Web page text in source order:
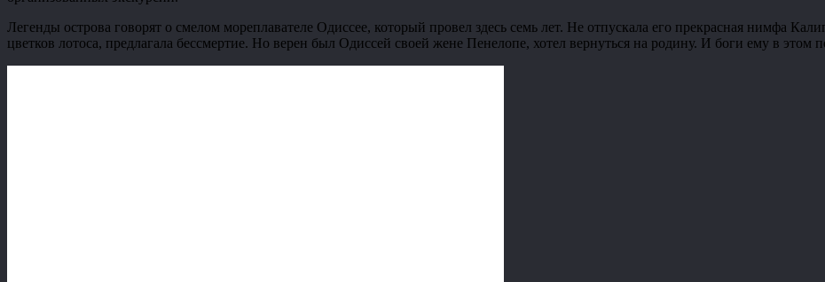
Легенды острова говорят о смелом мореплавателе Одиссее, который провел здесь семь лет. Не отпускала его прекрасная нимфа
цветков лотоса, предлагала бессмертие. Но верен был Одиссей своей жене Пенелопе, хотел вернуться на родину. И боги ему в этом